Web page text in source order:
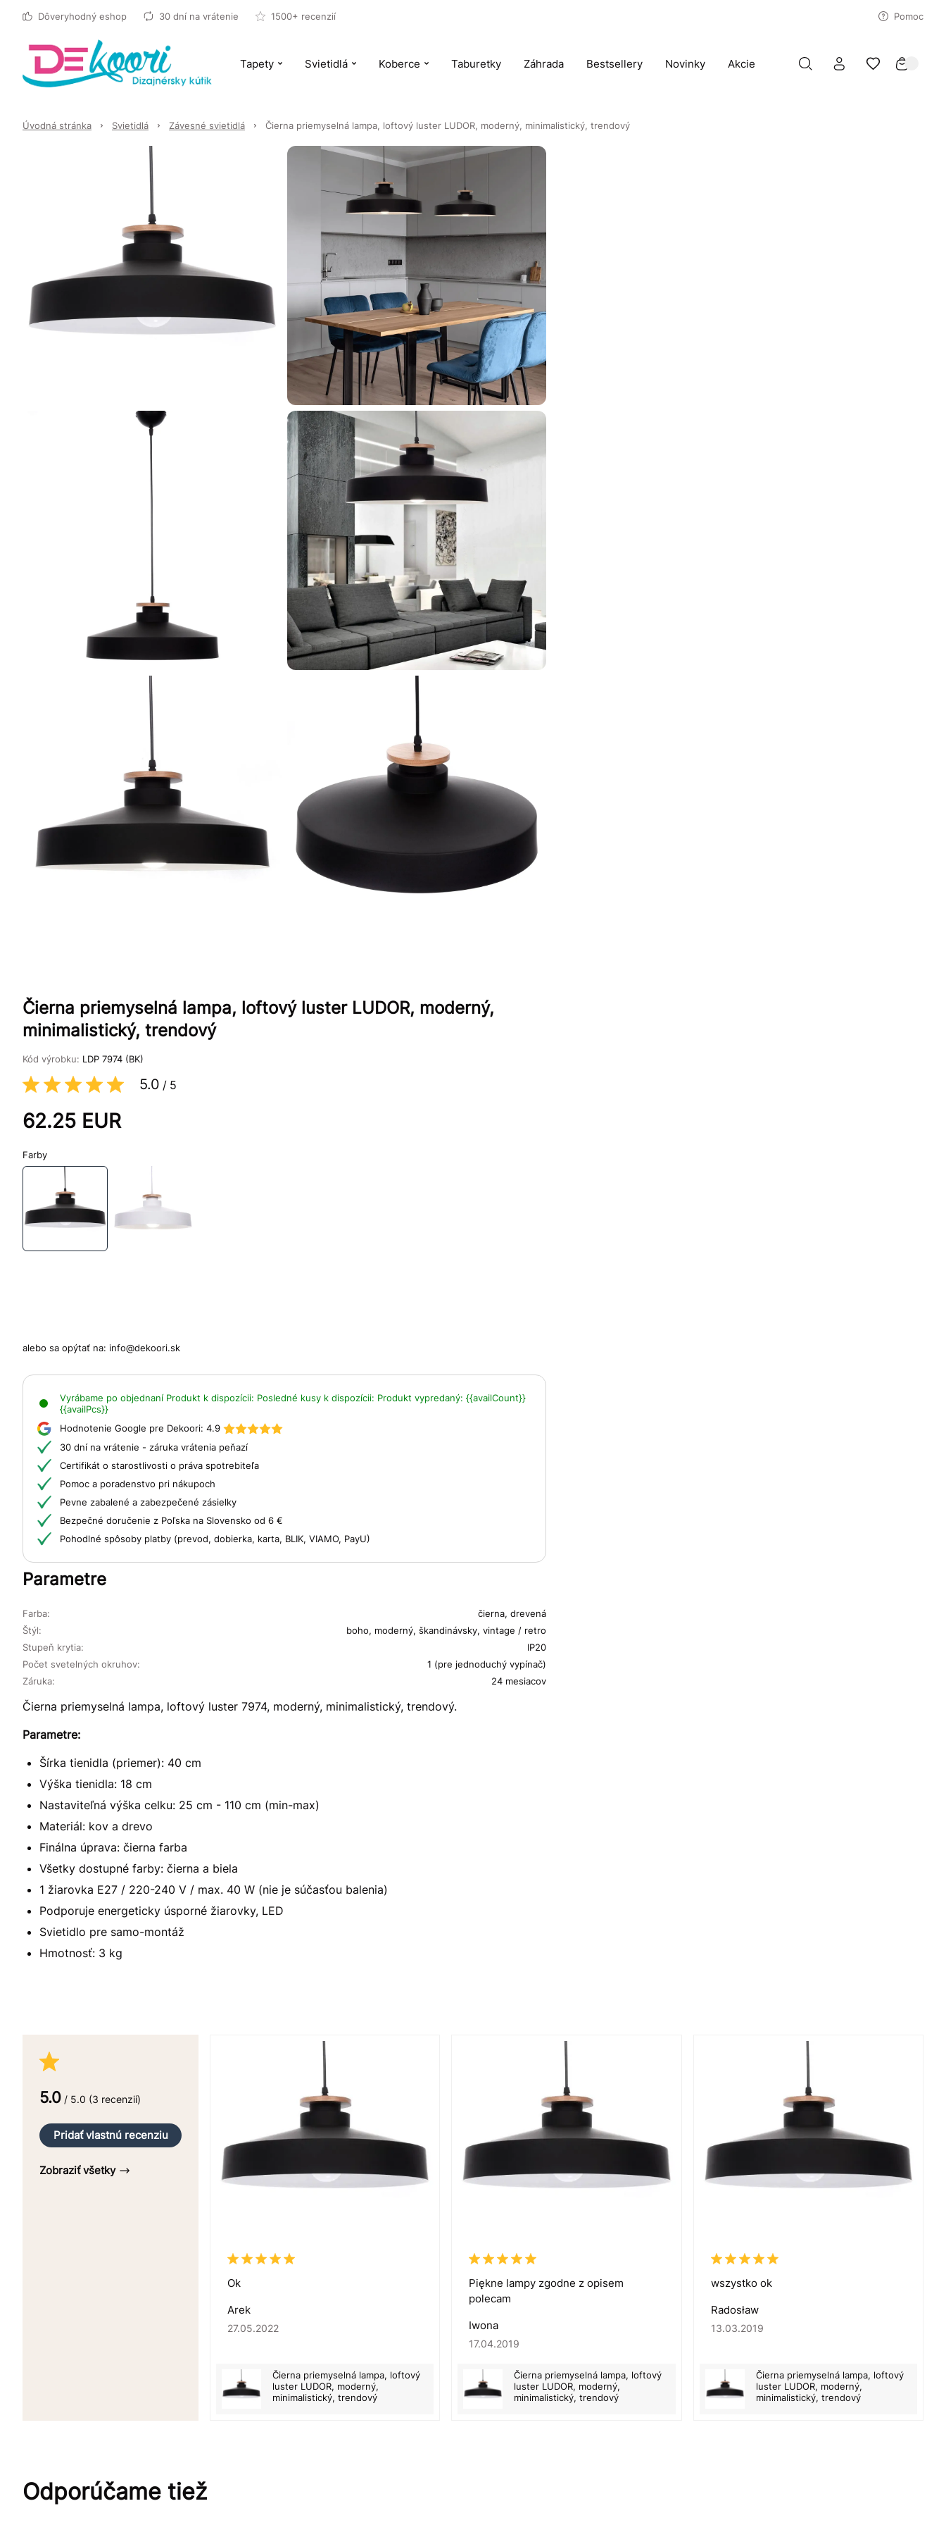
Dôveryhodný eshop 30 dní na vrátenie 1500+ recenzií Pomoc
Tapety Svietidlá Koberce Taburetky Záhrada Bestsellery Novinky Akcie
Úvodná stránka Svietidlá Závesné svietidlá Čierna priemyselná lampa, loftový luster LUDOR, moderný, minimalistický, trendový
Čierna priemyselná lampa, loftový luster LUDOR, moderný,
minimalistický, trendový
Kód výrobku: LDP 7974 (BK)
5.0 / 5
62.25 EUR
Farby
alebo sa opýtať na: info@dekoori.sk
Vyrábame po objednaní Produkt k dispozícii: Posledné kusy k dispozícii: Produkt vypredaný: {{availCount}}
{{availPcs}}
Hodnotenie Google pre Dekoori: 4.9
30 dní na vrátenie - záruka vrátenia peňazí
Certifikát o starostlivosti o práva spotrebiteľa
Pomoc a poradenstvo pri nákupoch
Pevne zabalené a zabezpečené zásielky
Bezpečné doručenie z Poľska na Slovensko od 6 €
Pohodlné spôsoby platby (prevod, dobierka, karta, BLIK, VIAMO, PayU)
Parametre
Farba: čierna, drevená
Stupeň krytia: IP20
Záruka: 24 mesiacov
Štýl: boho, moderný, škandinávsky, vintage / retro
Počet svetelných okruhov: 1 (pre jednoduchý vypínač)
Čierna priemyselná lampa, loftový luster 7974, moderný, minimalistický, trendový.
Parametre:
Šírka tienidla (priemer): 40 cm
Výška tienidla: 18 cm
Nastaviteľná výška celku: 25 cm - 110 cm (min-max)
Materiál: kov a drevo
Finálna úprava: čierna farba
Všetky dostupné farby: čierna a biela
1 žiarovka E27 / 220-240 V / max. 40 W (nie je súčasťou balenia)
Podporuje energeticky úsporné žiarovky, LED
Svietidlo pre samo-montáž
Hmotnosť: 3 kg
5.0 / 5.0 (3 recenzií)
Pridať vlastnú recenziu
Zobraziť všetky
Ok
Arek
27.05.2022
Čierna priemyselná lampa, loftový
luster LUDOR, moderný,
minimalistický, trendový
Piękne lampy zgodne z opisem
polecam
Iwona
17.04.2019
Čierna priemyselná lampa, loftový
luster LUDOR, moderný,
minimalistický, trendový
wszystko ok
Radosław
13.03.2019
Čierna priemyselná lampa, loftový
luster LUDOR, moderný,
minimalistický, trendový
Odporúčame tiež